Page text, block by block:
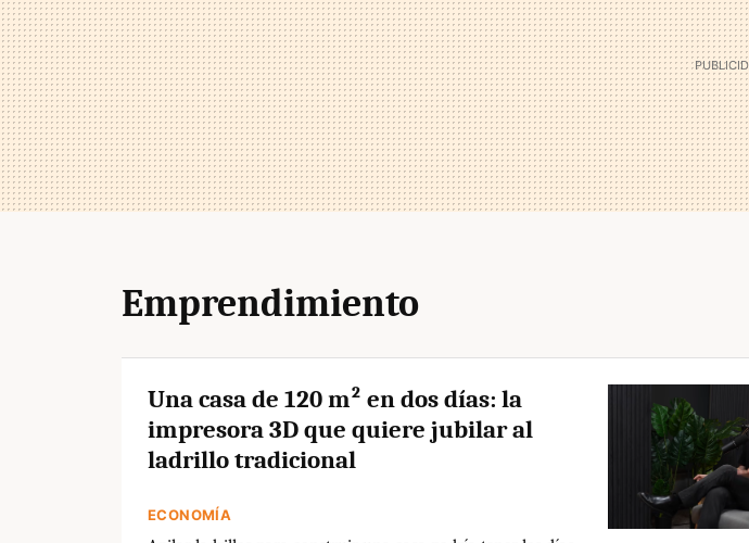
Emprendimiento
Una casa de 120 m² en dos días: la
impresora 3D que quiere jubilar al
ladrillo tradicional
ECONOMÍA